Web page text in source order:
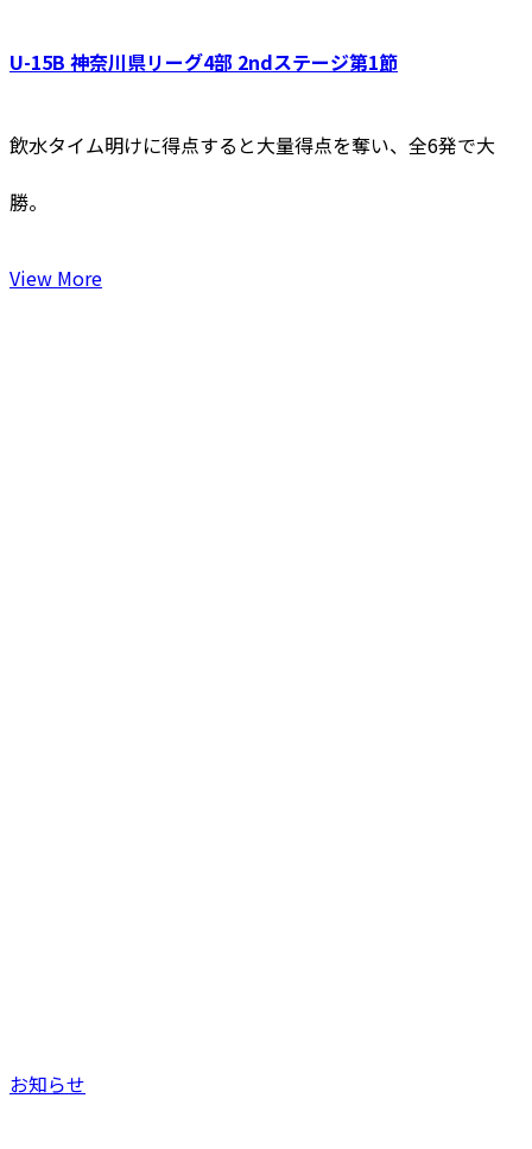
U-15B 神奈川県リーグ4部 2ndステージ第1節
飲水タイム明けに得点すると大量得点を奪い、全6発で大
勝。
View More
お知らせ